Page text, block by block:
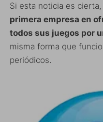
Si esta noticia es cierta,
primera empresa en
todos sus juegos por
misma forma que
periódicos.